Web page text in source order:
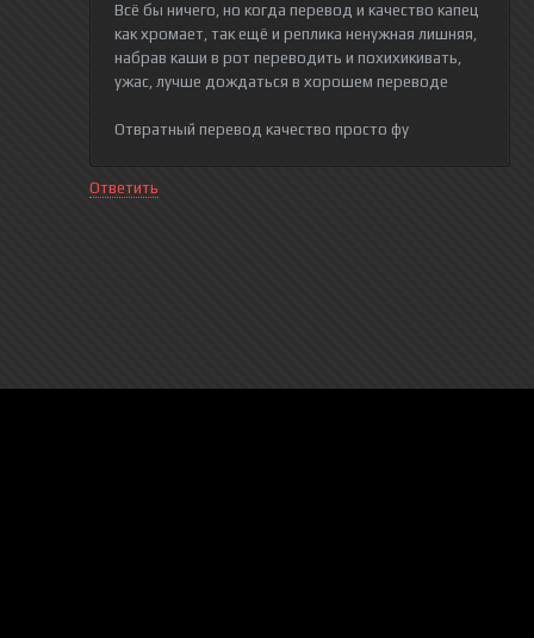
Всё бы ничего, но когда перевод и качество капец
как хромает, так ещё и реплика ненужная лишняя,
набрав каши в рот переводить и похихикивать,
ужас, лучше дождаться в хорошем переводе
Отвратный перевод качество просто фу
Ответить